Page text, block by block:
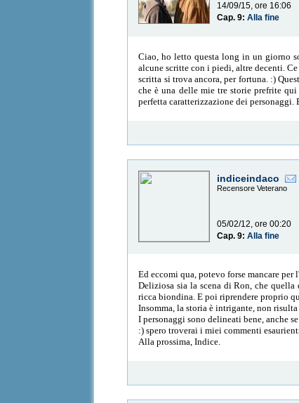
14/09/15, ore 16:06
Cap. 9:Alla fine
Ciao, ho letto questa long in un giorno
alcune scritte con i piedi, altre decenti.
scritta si trova ancora, per fortuna. :)
che è una delle mie tre storie prefrite
perfetta caratterizzazione dei personaggi.
indiceindaco
Recensore Veterano
05/02/12, ore 00:20
Cap. 9:Alla fine
Ed eccomi qua, potevo forse mancare
Deliziosa sia la scena di Ron, che
ricca biondina. E poi riprendere proprio
Insomma, la storia è intrigante, non
I personaggi sono delineati bene, anche
:) spero troverai i miei commenti
Alla prossima, Indice.